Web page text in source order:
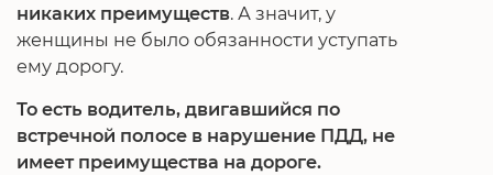
никаких преимуществ. А значит, у
женщины не было обязанности уступать
ему дорогу.
То есть водитель, двигавшийся по
встречной полосе в нарушение ПДД, не
имеет преимущества на дороге.